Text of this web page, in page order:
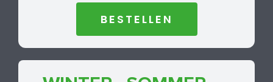
BESTELLEN